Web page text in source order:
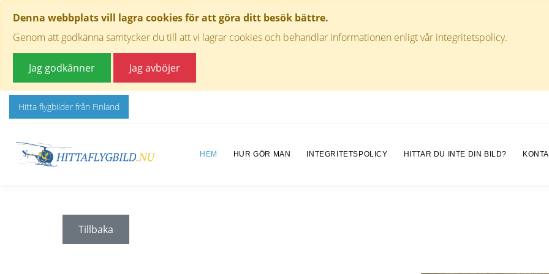
Denna webbplats vill lagra cookies för att göra ditt besök bättre.
Genom att godkänna samtycker du till att vi lagrar cookies och behandlar informationen enligt vår integritetspolicy.
Jag godkänner Jag avböjer
Hitta flygbilder från Finland
HEM HUR GÖR MAN INTEGRITETSPOLICY HITTAR DU INTE DIN BILD?
Tillbaka